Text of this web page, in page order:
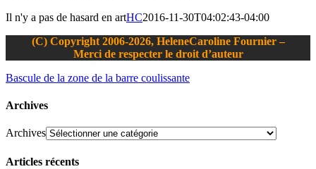
Il n'y a pas de hasard en artHC2016-11-30T04:02:43-04:00
(C) Copyright 2006-2026, HeleneCaroline Fournier –
Merci de respecter le droit d’auteur
Bascule de la zone de la barre coulissante
Archives
Archives
Articles récents